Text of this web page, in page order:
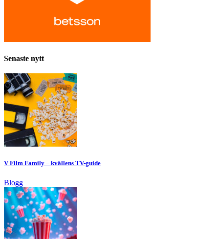
Senaste nytt
V Film Family – kvällens TV-guide
Blogg